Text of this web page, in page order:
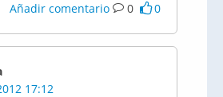
Añadir comentario 0 0
17:12